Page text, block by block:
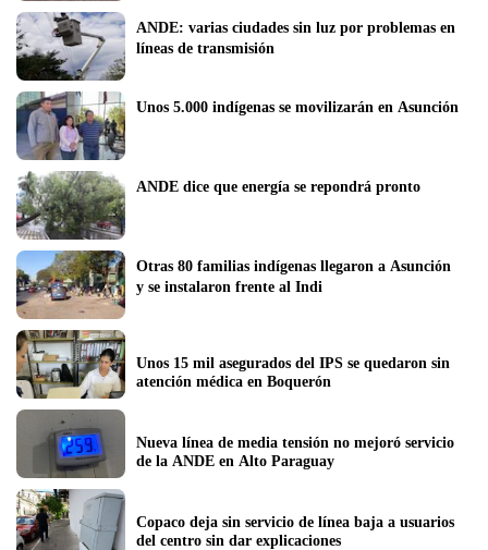
ANDE: varias ciudades sin luz por problemas en
líneas de transmisión
ANDE dice que energía se repondrá pronto
Otras 80 familias indígenas llegaron a Asunción
y se instalaron frente al Indi
Unos 15 mil asegurados del IPS se quedaron sin
Nueva línea de media tensión no mejoró servicio
Copaco deja sin servicio de línea baja a usuarios
del centro sin dar explicaciones